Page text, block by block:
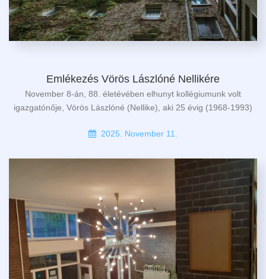
Emlékezés Vörös Lászlóné Nellikére
November 8-án, 88. életévében elhunyt kollégiumunk volt
igazgatónője, Vörös Lászlóné (Nellike), aki 25 évig (1968-1993)
2025. November 11.